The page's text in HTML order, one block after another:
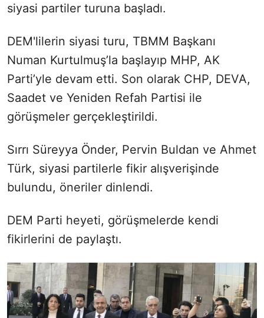
siyasi partiler turuna başladı.
DEM'lilerin siyasi turu, TBMM Başkanı
Numan Kurtulmuş’la başlayıp MHP, AK
Parti’yle devam etti. Son olarak CHP, DEVA,
Saadet ve Yeniden Refah Partisi ile
görüşmeler gerçekleştirildi.
Sırrı Süreyya Önder, Pervin Buldan ve Ahmet
Türk, siyasi partilerle fikir alışverişinde
bulundu, öneriler dinlendi.
DEM Parti heyeti, görüşmelerde kendi
fikirlerini de paylaştı.